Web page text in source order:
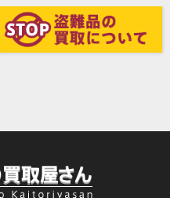
クデザイン）